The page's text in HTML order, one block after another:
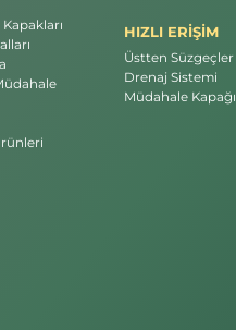
HIZLI ERİŞİM
Üstten Süzgeçler
Drenaj Sistemi
Müdahale Kapağı